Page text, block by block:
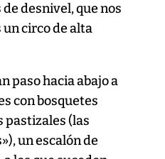
desnivel, que nos
circo de alta
paso hacia abajo a
con bosquetes
pastizales (las
un escalón de